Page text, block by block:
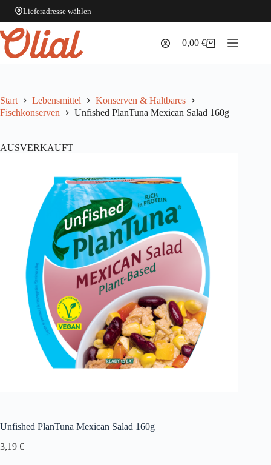
Lieferadresse wählen
Zum
Inhalt
springen
Warenkorb
0,00€
Start Lebensmittel
Konserven & Haltbares
Fischkonserven
Unfished PlanTuna Mexican Salad 160g
AUSVERKAUFT
Unfished PlanTuna Mexican Salad 160g
3,19 €